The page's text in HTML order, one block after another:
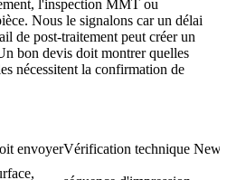
l'inspection MMT ou
Nous le signalons car un délai
de post-traitement peut créer un
bon devis doit montrer quelles
nécessitent la confirmation de
envoyerVérification technique